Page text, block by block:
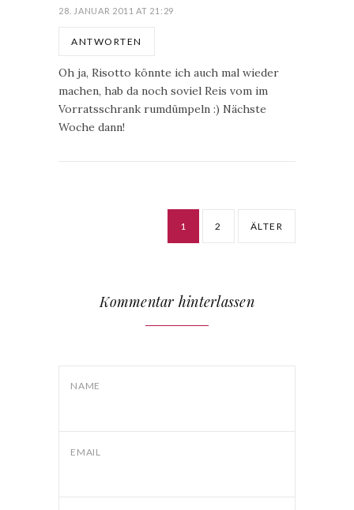
28. JANUAR 2011 AT 21:29
ANTWORTEN
Oh ja, Risotto könnte ich auch mal wieder
machen, hab da noch soviel Reis vom im
Vorratsschrank rumdümpeln :) Nächste
Woche dann!
1 2 ÄLTER
Kommentar hinterlassen
NAME
EMAIL